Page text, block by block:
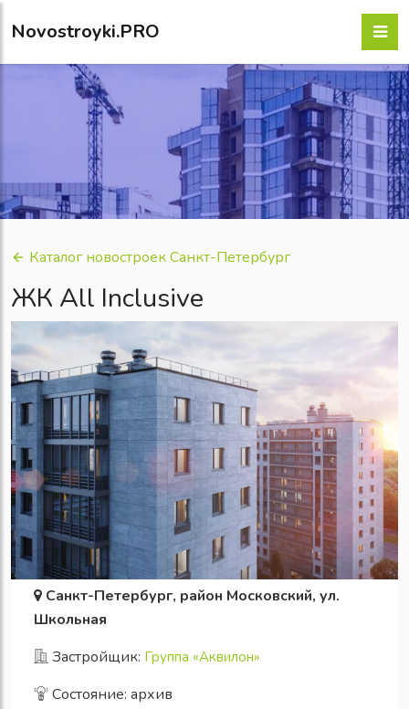
Novostroyki.PRO
Каталог новостроек Санкт-Петербург
ЖК All Inclusive
Санкт-Петербург, район Московский, ул.
Школьная
Застройщик: Группа «Аквилон»
Состояние: архив